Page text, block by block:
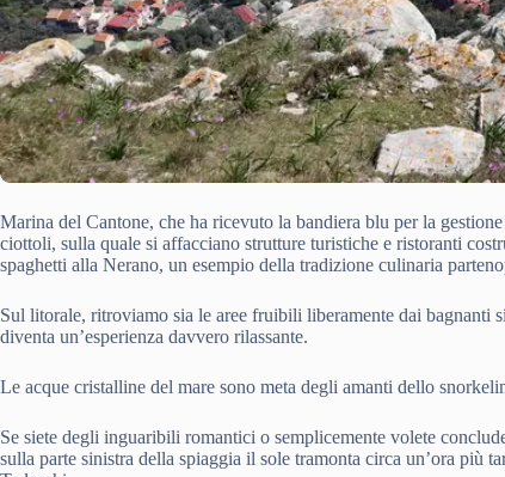
Marina del Cantone, che ha ricevuto la bandiera blu per la
ciottoli, sulla quale si affacciano strutture turistiche e ristoranti
spaghetti alla Nerano, un esempio della tradizione culinaria
Sul litorale, ritroviamo sia le aree fruibili liberamente dai bagnanti
diventa un’esperienza davvero rilassante.
Le acque cristalline del mare sono meta degli amanti dello
Se siete degli inguaribili romantici o semplicemente volete
sulla parte sinistra della spiaggia il sole tramonta circa un’ora più